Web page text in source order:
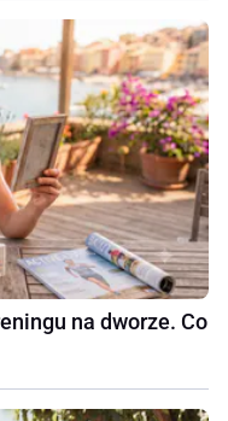
na dworze. Co